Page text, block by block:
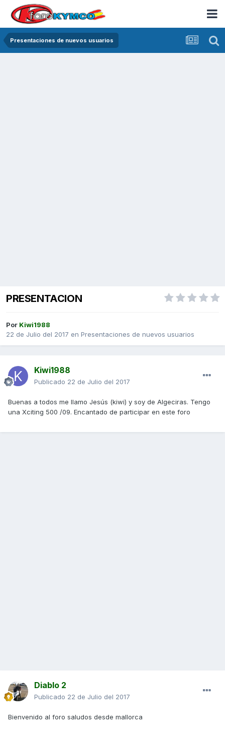
Presentaciones de nuevos usuarios
PRESENTACION
Por Kiwi1988
22 de Julio del 2017 en Presentaciones de nuevos usuarios
Kiwi1988
Publicado 22 de Julio del 2017
Buenas a todos me llamo Jesús (kiwi) y soy de Algeciras. Tengo
una Xciting 500 /09. Encantado de participar en este foro
Diablo 2
Publicado 22 de Julio del 2017
Bienvenido al foro saludos desde mallorca